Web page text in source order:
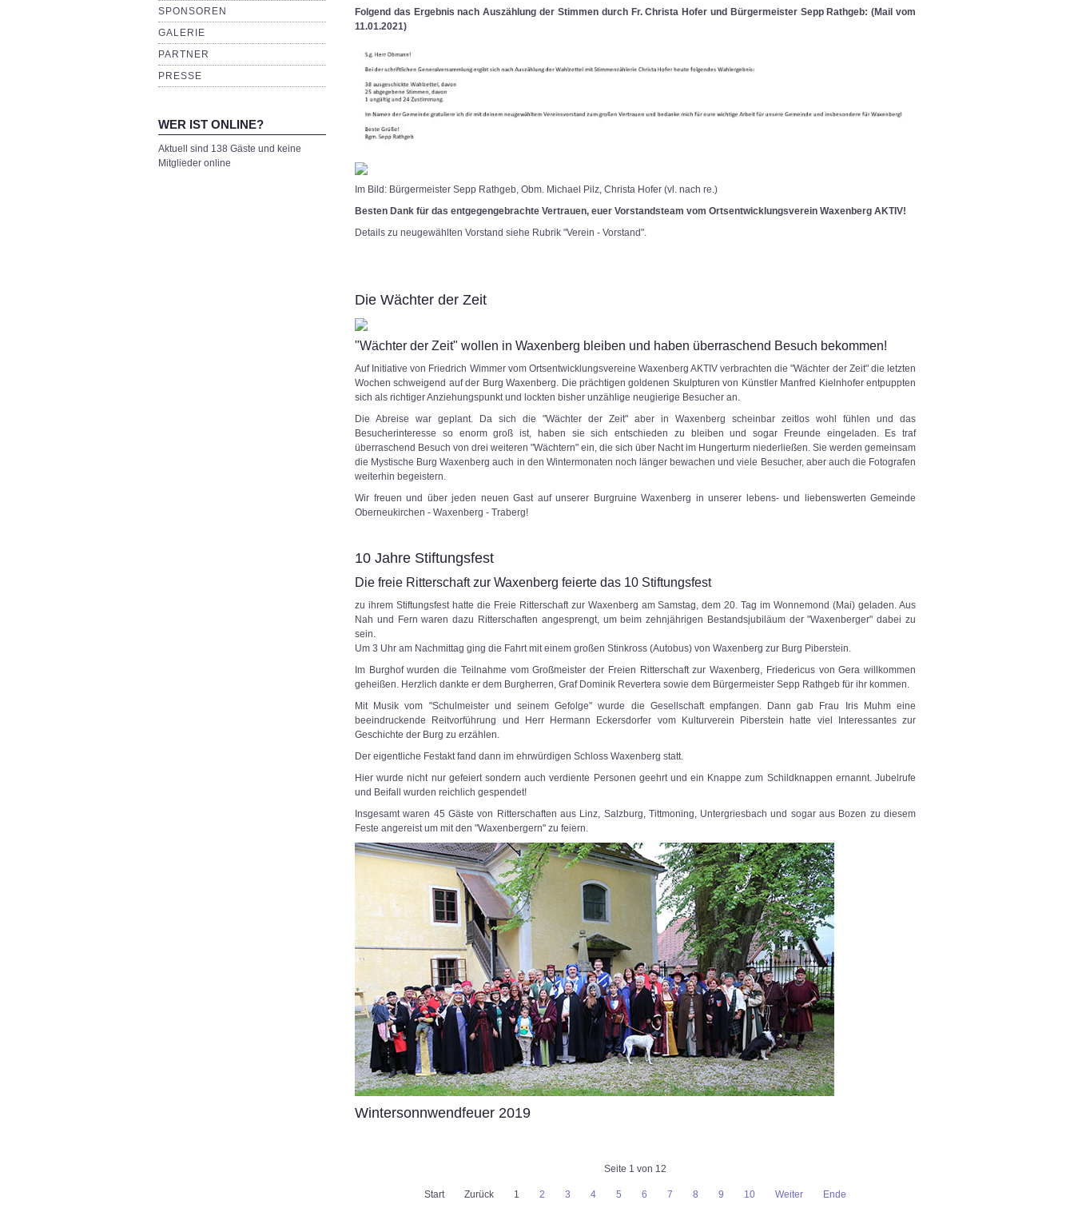
SPONSOREN
GALERIE
PARTNER
PRESSE
WER IST ONLINE?
Aktuell sind 138 Gäste und keine
Mitglieder online
Folgend das Ergebnis nach Auszählung der Stimmen durch Fr. Christa Hofer und Bürgermeister Sepp Rathgeb: (Mail vom
11.01.2021)
Im Bild: Bürgermeister Sepp Rathgeb, Obm. Michael Pilz, Christa Hofer (vl. nach re.)
Besten Dank für das entgegengebrachte Vertrauen, euer Vorstandsteam vom Ortsentwicklungsverein Waxenberg AKTIV!
Details zu neugewählten Vorstand siehe Rubrik "Verein - Vorstand".
Die Wächter der Zeit
"Wächter der Zeit" wollen in Waxenberg bleiben und haben überraschend Besuch bekommen!
Auf Initiative von Friedrich Wimmer vom Ortsentwicklungsvereine Waxenberg AKTIV verbrachten die "Wächter der Zeit" die letzten
Wochen schweigend auf der Burg Waxenberg. Die prächtigen goldenen Skulpturen von Künstler Manfred Kielnhofer entpuppten
sich als richtiger Anziehungspunkt und lockten bisher unzählige neugierige Besucher an.
Die Abreise war geplant. Da sich die "Wächter der Zeit" aber in Waxenberg scheinbar zeitlos wohl fühlen und das
Besucherinteresse so enorm groß ist, haben sie sich entschieden zu bleiben und sogar Freunde eingeladen. Es traf
überraschend Besuch von drei weiteren "Wächtern" ein, die sich über Nacht im Hungerturm niederließen. Sie werden gemeinsam
die Mystische Burg Waxenberg auch in den Wintermonaten noch länger bewachen und viele Besucher, aber auch die Fotografen
weiterhin begeistern.
Wir freuen und über jeden neuen Gast auf unserer Burgruine Waxenberg in unserer lebens- und liebenswerten Gemeinde
Oberneukirchen - Waxenberg - Traberg!
10 Jahre Stiftungsfest
Die freie Ritterschaft zur Waxenberg feierte das 10 Stiftungsfest
zu ihrem Stiftungsfest hatte die Freie Ritterschaft zur Waxenberg am Samstag, dem 20. Tag im Wonnemond (Mai) geladen. Aus
Nah und Fern waren dazu Ritterschaften angesprengt, um beim zehnjährigen Bestandsjubiläum der "Waxenberger" dabei zu
sein.
Um 3 Uhr am Nachmittag ging die Fahrt mit einem großen Stinkross (Autobus) von Waxenberg zur Burg Piberstein.
Im Burghof wurden die Teilnahme vom Großmeister der Freien Ritterschaft zur Waxenberg, Friedericus von Gera willkommen
geheißen. Herzlich dankte er dem Burgherren, Graf Dominik Revertera sowie dem Bürgermeister Sepp Rathgeb für ihr kommen.
Mit Musik vom "Schulmeister und seinem Gefolge" wurde die Gesellschaft empfangen. Dann gab Frau Iris Muhm eine
beeindruckende Reitvorführung und Herr Hermann Eckersdorfer vom Kulturverein Piberstein hatte viel Interessantes zur
Geschichte der Burg zu erzählen.
Der eigentliche Festakt fand dann im ehrwürdigen Schloss Waxenberg statt.
Hier wurde nicht nur gefeiert sondern auch verdiente Personen geehrt und ein Knappe zum Schildknappen ernannt. Jubelrufe
und Beifall wurden reichlich gespendet!
Insgesamt waren 45 Gäste von Ritterschaften aus Linz, Salzburg, Tittmoning, Untergriesbach und sogar aus Bozen zu diesem
Feste angereist um mit den "Waxenbergern" zu feiern.
Wintersonnwendfeuer 2019
Seite 1 von 12
Start Zurück 1 2 3 4 5 6 7 8 9 10 Weiter Ende